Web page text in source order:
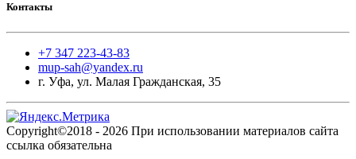
Контакты
+7 347 223-43-83
mup-sah@yandex.ru
г. Уфа, ул. Малая Гражданская, 35
Copyright©2018 - 2026 При использовании материалов сайта
ссылка обязательна